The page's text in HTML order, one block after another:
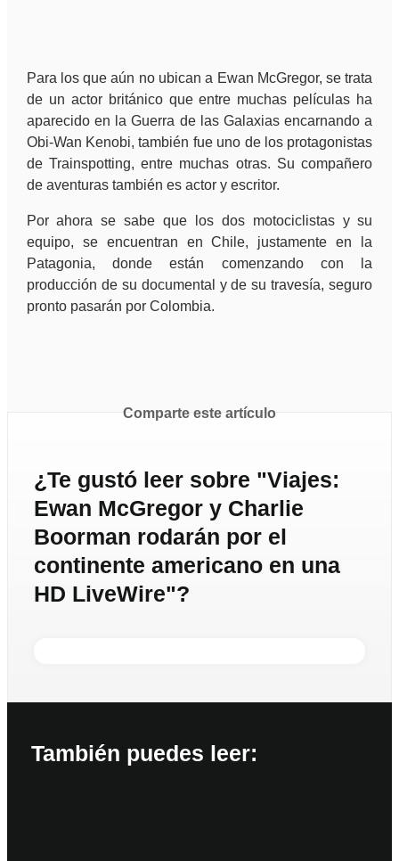
Para los que aún no ubican a Ewan McGregor, se trata
de un actor británico que entre muchas películas ha
aparecido en la Guerra de las Galaxias encarnando a
Obi-Wan Kenobi, también fue uno de los protagonistas
de Trainspotting, entre muchas otras. Su compañero
de aventuras también es actor y escritor.
Por ahora se sabe que los dos motociclistas y su
equipo, se encuentran en Chile, justamente en la
Patagonia, donde están comenzando con la
producción de su documental y de su travesía, seguro
pronto pasarán por Colombia.
Comparte este artículo
¿Te gustó leer sobre "Viajes:
Ewan McGregor y Charlie
Boorman rodarán por el
continente americano en una
HD LiveWire"?
También puedes leer: